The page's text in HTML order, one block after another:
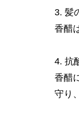
3. 髪
香醋
4. 抗
香醋
守り